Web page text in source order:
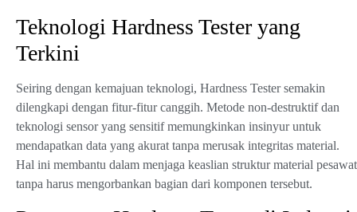
Teknologi Hardness Tester yang
Terkini
Seiring dengan kemajuan teknologi, Hardness Tester semakin
dilengkapi dengan fitur-fitur canggih. Metode non-destruktif dan
teknologi sensor yang sensitif memungkinkan insinyur untuk
mendapatkan data yang akurat tanpa merusak integritas material.
Hal ini membantu dalam menjaga keaslian struktur material pesawat
tanpa harus mengorbankan bagian dari komponen tersebut.